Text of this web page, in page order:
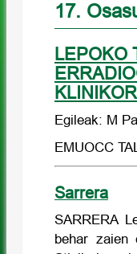
17.
LEPOKO
Egileak: M
EMUOCC
Sarrera
SARRERA
behar zaien